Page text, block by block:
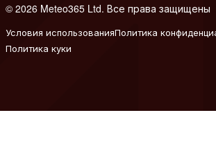
© 2026 Meteo365 Ltd. Все права защищены
Условия использованияПолитика
Политика куки